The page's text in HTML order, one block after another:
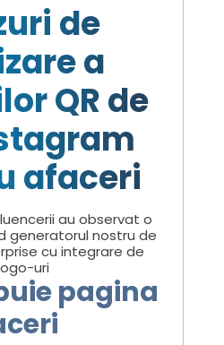
de
a
QR de
afaceri
au observat o
generatorul nostru de
cu integrare de
uri
pagina